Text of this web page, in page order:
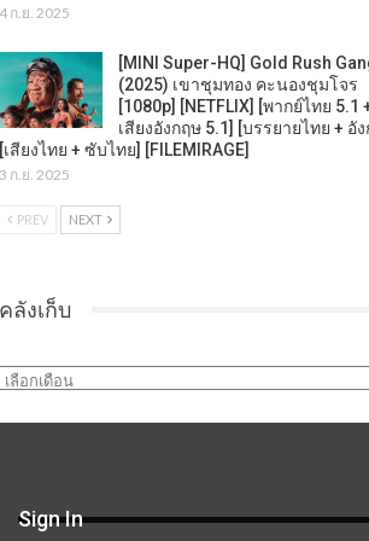
4 ก.ย. 2025
[MINI Super-HQ] Gold Rush
(2025) เขาชุมทอง คะนองชุมโจร
[1080p] [NETFLIX] [พากย์ไทย 5.1
เสียงอังกฤษ 5.1] [บรรยายไทย + อัง
[เสียงไทย + ซับไทย] [FILEMIRAGE]
3 ก.ย. 2025
PREV NEXT
คลังเก็บ
คลัง
Sign In